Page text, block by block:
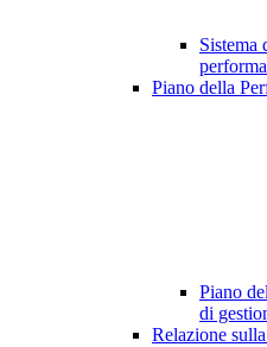
Sistema
Piano della
Piano
di
Relazione